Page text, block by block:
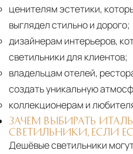
ценителям эстетики,
выглядел стильно и дорого;
дизайнерам интерьеров,
светильники для клиентов;
владельцам отелей,
создать уникальную
коллекционерам и
ЗАЧЕМ ВЫБИРАТЬ
СВЕТИЛЬНИКИ, ЕСЛИ
Дешёвые светильники